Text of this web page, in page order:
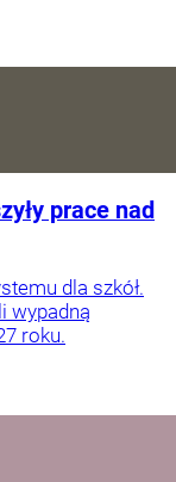
prace nad
dla szkół.
wypadną
roku.